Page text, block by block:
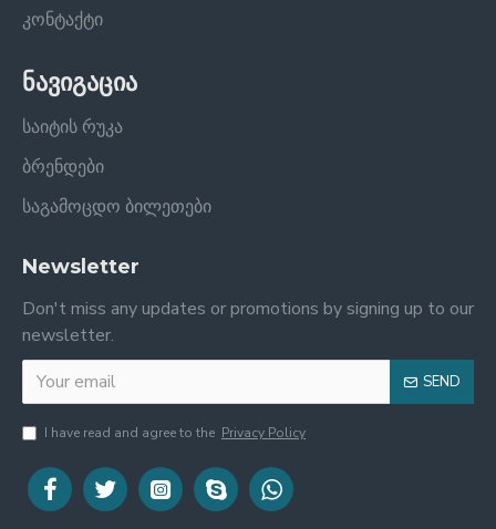
კონტაქტი
ნავიგაცია
საიტის რუკა
ბრენდები
საგამოცდო ბილეთები
Newsletter
Don't miss any updates or promotions by signing up to our
newsletter.
SEND
I have read and agree to the Privacy Policy